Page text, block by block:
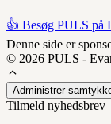
👍 Besøg PULS på
Denne side er
© 2026 PULS -
Administrer
Tilmeld nyhedsbrev